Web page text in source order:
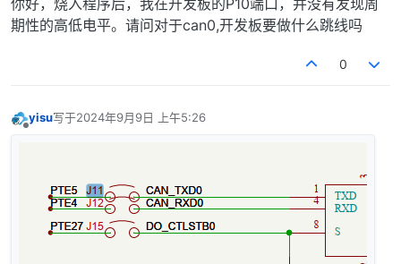
你好，烧入程序后，我在开发板的P10端口，并没有发现周
期性的高低电平。请问对于can0,开发板要做什么跳线吗
0
yisu写于2024年9月9日 上午5:26
最后由 编辑